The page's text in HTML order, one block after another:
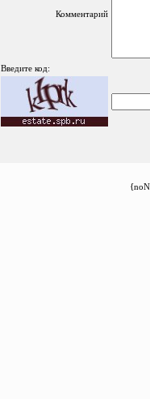
Комментарий
Введите код: